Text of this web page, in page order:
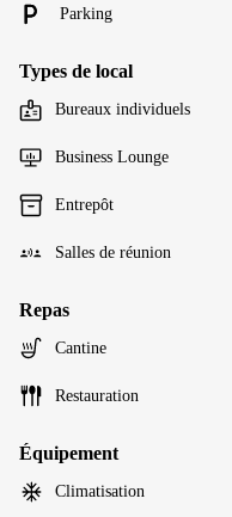
Parking
Types de local
Bureaux individuels
Business Lounge
Entrepôt
Salles de réunion
Repas
Cantine
Restauration
Équipement
Climatisation